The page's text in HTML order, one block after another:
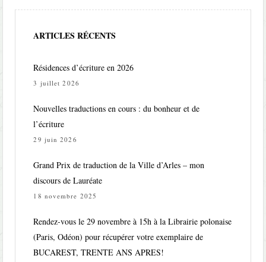
ARTICLES RÉCENTS
Résidences d’écriture en 2026
3 juillet 2026
Nouvelles traductions en cours : du bonheur et de
l’écriture
29 juin 2026
Grand Prix de traduction de la Ville d’Arles – mon
discours de Lauréate
18 novembre 2025
Rendez-vous le 29 novembre à 15h à la Librairie polonaise
(Paris, Odéon) pour récupérer votre exemplaire de
BUCAREST, TRENTE ANS APRES!